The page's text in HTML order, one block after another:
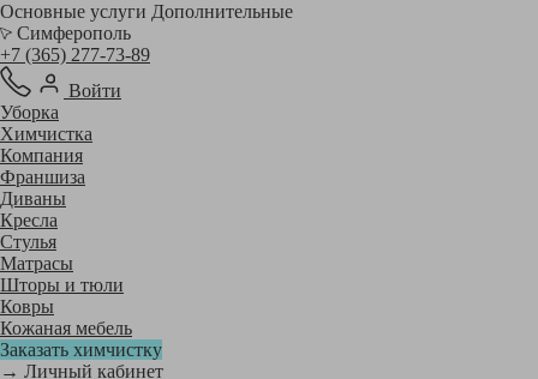
Основные услуги Дополнительные
Симферополь
+7 (365) 277-73-89
Войти
Уборка
Химчистка
Компания
Франшиза
Диваны
Кресла
Стулья
Матрасы
Шторы и тюли
Ковры
Кожаная мебель
Заказать химчистку
→ Личный кабинет